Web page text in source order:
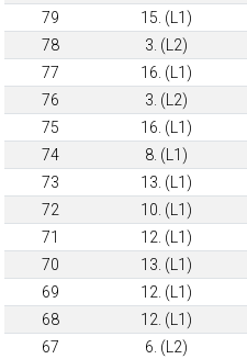
79
15. (L1)
78
3. (L2)
77
16. (L1)
76
3. (L2)
75
16. (L1)
74
8. (L1)
73
13. (L1)
72
10. (L1)
71
12. (L1)
70
13. (L1)
69
12. (L1)
68
12. (L1)
67
6. (L2)